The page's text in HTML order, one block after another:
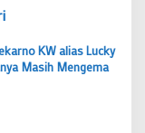
KW alias Lucky
Masih Mengema